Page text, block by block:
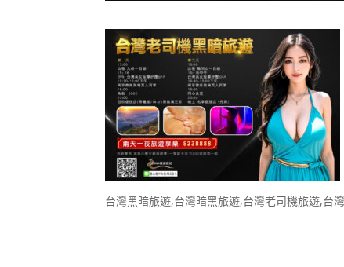
台灣黑暗旅遊,台灣暗黑旅遊,台灣老司機旅遊,台